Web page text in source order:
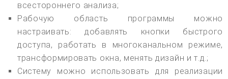
всестороннего анализа;
Рабочую область программы можно
настраивать: добавлять кнопки быстрого
доступа, работать в многоканальном режиме,
трансформировать окна, менять дизайн и т.д.;
Систему можно использовать для реализации